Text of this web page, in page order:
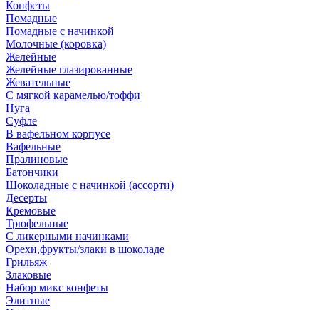
Конфеты
Помадные
Помадные с начинкой
Молочные (коровка)
Желейные
Желейные глазированные
Жевательные
С мягкой карамелью/тоффи
Нуга
Суфле
В вафельном корпусе
Вафельные
Пралиновые
Батончики
Шоколадные с начинкой (ассорти)
Десерты
Кремовые
Трюфельные
С ликерными начинками
Орехи,фрукты/злаки в шоколаде
Грильяж
Злаковые
Набор микс конфеты
Элитные